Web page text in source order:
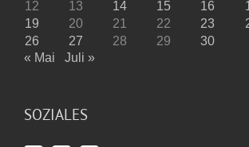
12
13 14 15 16
19
20 21 22 23
26
27 28 29
30
« Mai
Juli »
SOZIALES